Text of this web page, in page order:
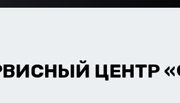
ЦЕНТР